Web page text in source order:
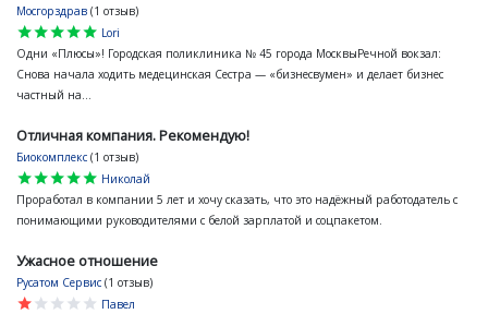
Мосгорздрав (1 отзыв)
star
star
star
star
star
Lori
Одни «Плюсы»! Городская поликлиника № 45 города МосквыРечной вокзал:
Снова начала ходить медецинская Сестра — «бизнесвумен» и делает бизнес
частный на...
Отличная компания. Рекомендую!
Биокомплекс (1 отзыв)
star
star
star
star
star
Николай
Проработал в компании 5 лет и хочу сказать, что это надёжный работодатель с
понимающими руководителями с белой зарплатой и соцпакетом.
Ужасное отношение
Русатом Сервис (1 отзыв)
star
star
star
star
star
Павел